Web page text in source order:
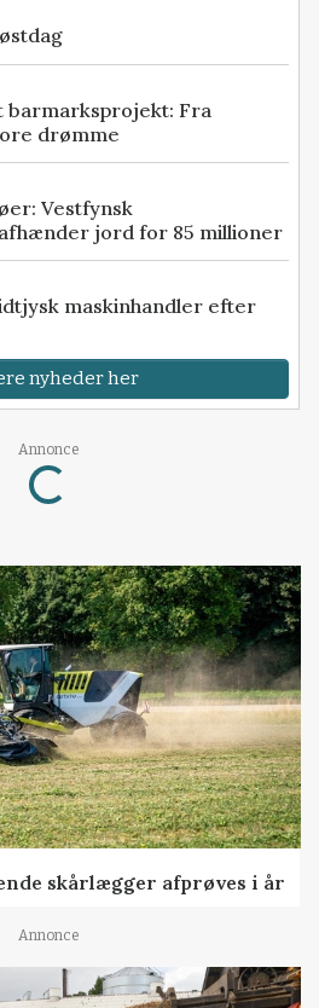
Fra
drømme
Vestfynsk
jord for 85 millioner
maskinhandler efter
nyheder her
Annonce
Loading...
skårlægger afprøves i år
Annonce